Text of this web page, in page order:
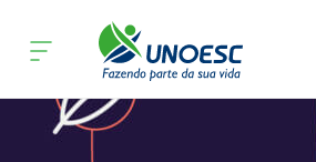
Cursos
Onde estamos